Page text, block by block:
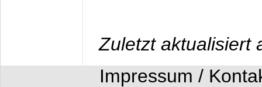
Zuletzt aktualisiert
Impressum /